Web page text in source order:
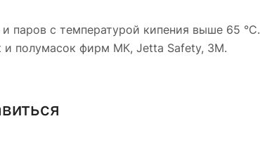
паров с температурой кипения выше 65 °С.
полумасок фирм МК, Jetta Safety, 3M.